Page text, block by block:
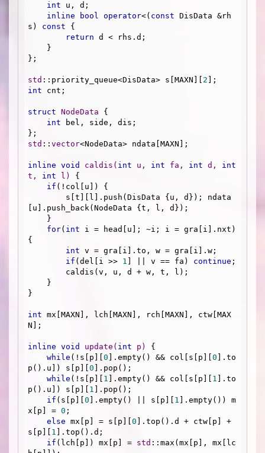
int u, d;
inline
bool operator<( const DisData &rh
s) const {
return d < rhs.d;
};
std ::priority_queue<DisData> s[MAXN][ 2
int cnt;
struct NodeData {
int bel, side, dis;
std :: vector<NodeData> ndata[MAXN];
inline void caldis ( int u, int fa, int d, int
t, int l)
{
if (!col[u]) {
[u].push_back(NodeData {t, l, d});
for( int i = head[u]; ~i; i = gra[i].nxt)
{
int v = gra[i].to, w = gra[i].w;
if (del[i >> 1 ] || v == fa) continue ;
}
int mx[MAXN], lch[MAXN], rch[MAXN], ctw[MAX
N];
inline void update ( int p)
{
while (!s[p][ 0 ].empty() && col[s[p][ 0 ].to
p().u]) s[p][ 0 ].pop();
while (!s[p][ 1 ].empty() && col[s[p][ 1 ].to
p().u]) s[p][ 1 ].pop();
if (s[p][ 0 ].empty() || s[p][ 1 ].empty()) m
x[p] = 0 ;
else mx[p] = s[p][ 0 ].top().d + ctw[p] +
s[p][ 1 ].top().d;
if (lch[p]) mx[p] = std ::max(mx[p], mx[lc